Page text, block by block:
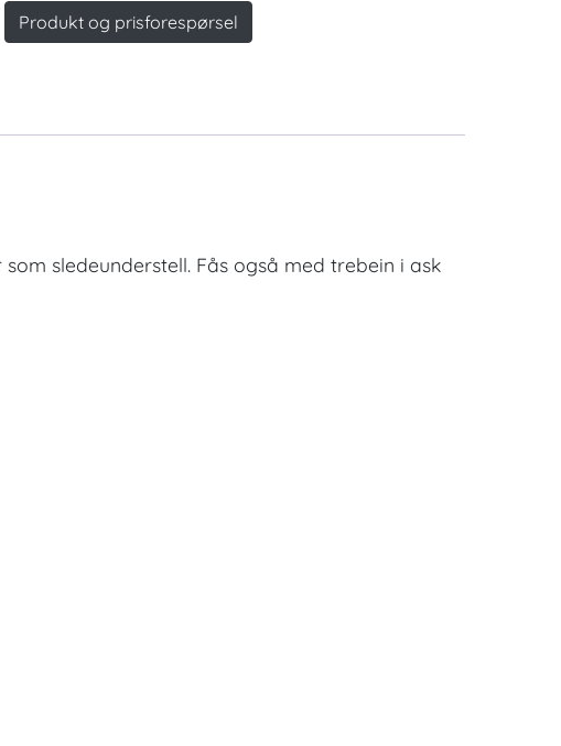
Produkt og prisforespørsel
sledeunderstell. Fås også med trebein i ask